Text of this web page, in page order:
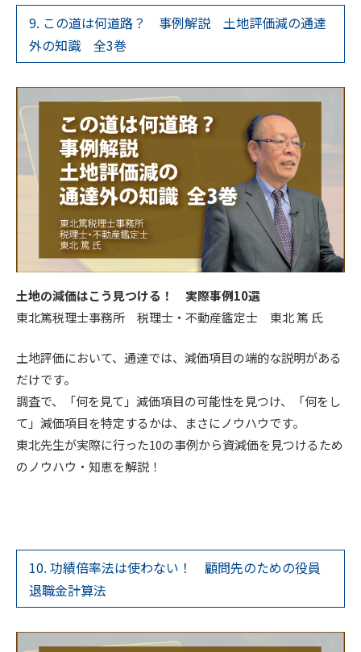
9. この道は何道路？ 事例解説 土地評価減の通達
外の知識 全3巻
土地の減価はこう見つける！ 実際事例10選
東北篤税理士事務所 税理士・不動産鑑定士 東北 篤 氏
土地評価において、通達では、減価項目の端的な説明がある
だけです。
調査で、「何を見て」減価項目の可能性を見つけ、「何をし
て」減価項目を特定するかは、まさにノウハウです。
東北先生が実際に行った10の事例から資減価を見つけるため
のノウハウ・知恵を解説！
10. 功績倍率法は使わない！ 顧問先のための役員
退職金計算法